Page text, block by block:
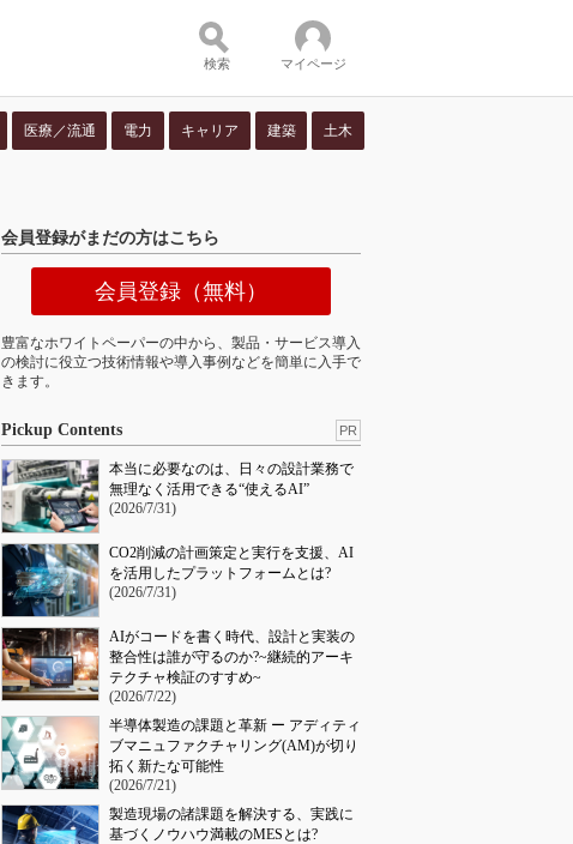
検索 マイページ
医療／流通 電力 キャリア 建築 土木
会員登録がまだの方はこちら
会員登録（無料）
豊富なホワイトペーパーの中から、製品・サービス導入
の検討に役立つ技術情報や導入事例などを簡単に入手で
きます。
Pickup Contents PR
本当に必要なのは、日々の設計業務で
無理なく活用できる“使えるAI”
(2026/7/31)
CO2削減の計画策定と実行を支援、AI
を活用したプラットフォームとは?
(2026/7/31)
AIがコードを書く時代、設計と実装の
整合性は誰が守るのか?~継続的アーキ
テクチャ検証のすすめ~
(2026/7/22)
半導体製造の課題と革新 ー アディティ
ブマニュファクチャリング(AM)が切り
拓く新たな可能性
(2026/7/21)
製造現場の諸課題を解決する、実践に
基づくノウハウ満載のMESとは?